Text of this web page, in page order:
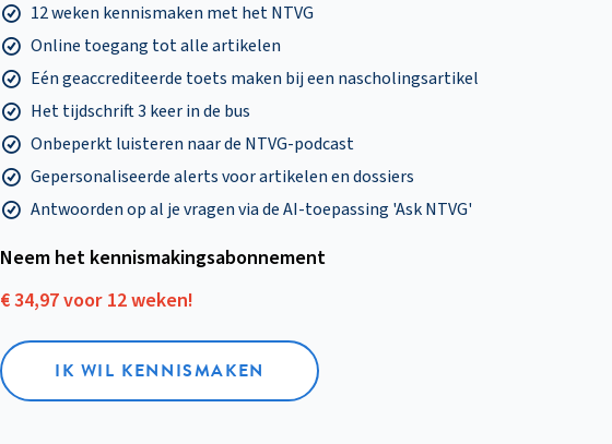
12 weken kennismaken met het NTVG
Online toegang tot alle artikelen
Eén geaccrediteerde toets maken bij een nascholingsartikel
Het tijdschrift 3 keer in de bus
Onbeperkt luisteren naar de NTVG-podcast
Gepersonaliseerde alerts voor artikelen en dossiers
Antwoorden op al je vragen via de AI-toepassing 'Ask NTVG'
Neem het kennismakings­abonnement
€ 34,97 voor 12 weken!
IK WIL KENNISMAKEN